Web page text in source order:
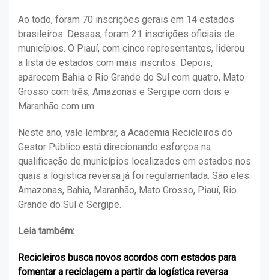
Ao todo, foram 70 inscrições gerais em 14 estados
brasileiros. Dessas, foram 21 inscrições oficiais de
municípios. O Piauí, com cinco representantes, liderou
a lista de estados com mais inscritos. Depois,
aparecem Bahia e Rio Grande do Sul com quatro, Mato
Grosso com três, Amazonas e Sergipe com dois e
Maranhão com um.
Neste ano, vale lembrar, a Academia Recicleiros do
Gestor Público está direcionando esforços na
qualificação de municípios localizados em estados nos
quais a logística reversa já foi regulamentada. São eles:
Amazonas, Bahia, Maranhão, Mato Grosso, Piauí, Rio
Grande do Sul e Sergipe.
Leia também:
Recicleiros busca novos acordos com estados para
fomentar a reciclagem a partir da logística reversa